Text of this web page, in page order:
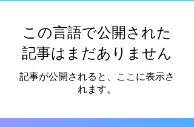
この言語で公開された
記事はまだありません
記事が公開されると、ここに表示さ
れます。